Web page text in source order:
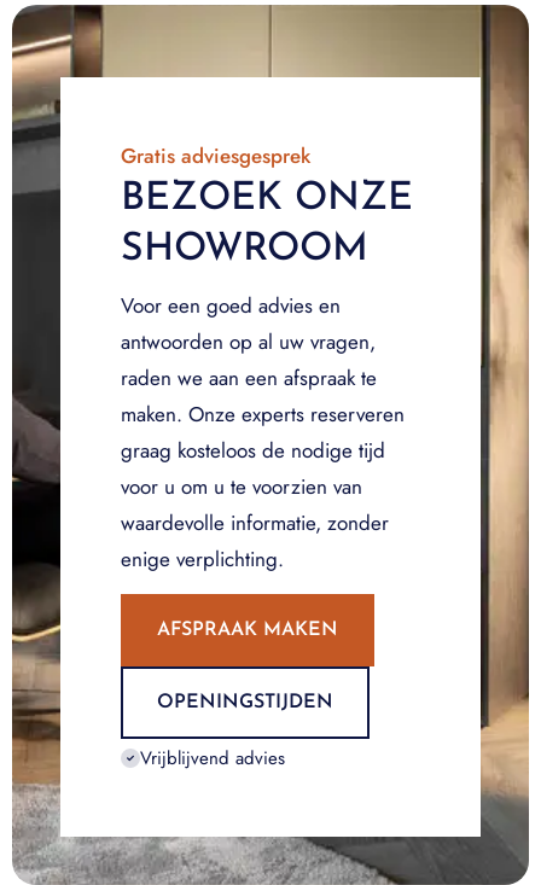
Gratis adviesgesprek
BEZOEK ONZE
SHOWROOM
Voor een goed advies en
antwoorden op al uw vragen,
raden we aan een afspraak te
maken. Onze experts reserveren
graag kosteloos de nodige tijd
voor u om u te voorzien van
waardevolle informatie, zonder
enige verplichting.
AFSPRAAK MAKEN
OPENINGSTIJDEN
Vrijblijvend advies